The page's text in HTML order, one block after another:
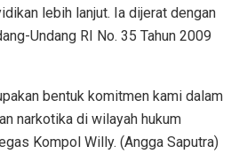
lebih lanjut. Ia dijerat dengan
Undang RI No. 35 Tahun 2009
bentuk komitmen kami dalam
narkotika di wilayah hukum
Kompol Willy. (Angga Saputra)